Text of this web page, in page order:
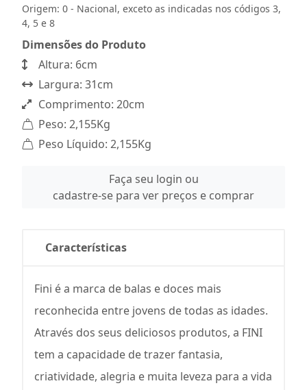
Origem: 0 - Nacional, exceto as indicadas nos códigos 3,
4, 5 e 8
Dimensões do Produto
Altura: 6cm
Largura: 31cm
Comprimento: 20cm
Peso: 2,155Kg
Peso Líquido: 2,155Kg
Faça seu login ou
cadastre-se para ver preços e comprar
Características
Fini é a marca de balas e doces mais
reconhecida entre jovens de todas as idades.
Através dos seus deliciosos produtos, a FINI
tem a capacidade de trazer fantasia,
criatividade, alegria e muita leveza para a vida